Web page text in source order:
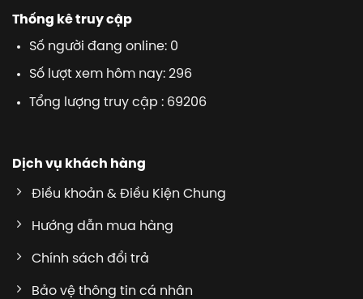
Thống kê truy cập
Số người đang online: 0
Số lượt xem hôm nay: 296
Tổng lượng truy cập : 69206
Dịch vụ khách hàng
Điều khoản & Điều Kiện Chung
Hướng dẫn mua hàng
Chính sách đổi trả
Bảo vệ thông tin cá nhân